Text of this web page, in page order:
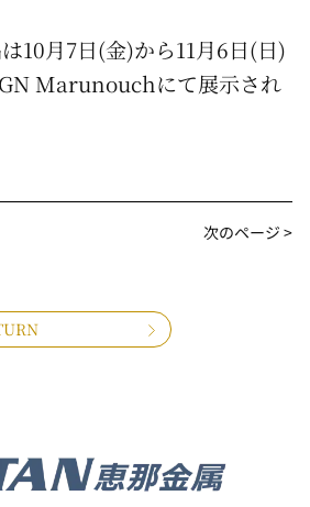
10月7日(金)から11月6日(日)
Marunouchにて展示され
次のページ >